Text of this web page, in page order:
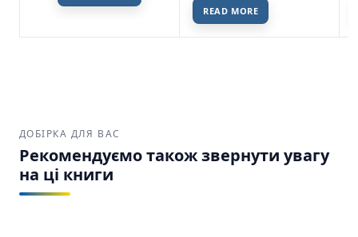
READ MORE
ДОБІРКА ДЛЯ ВАС
Рекомендуємо також звернути увагу
на ці книги